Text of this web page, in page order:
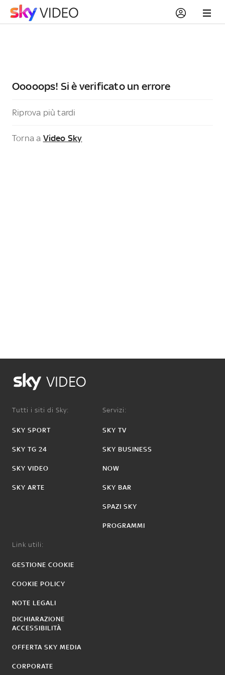
Ooooops! Si è verificato un errore
Riprova più tardi
Torna a Video Sky
VIDEO
Tutti i siti di Sky:
SKY SPORT
SKY TG 24
SKY VIDEO
SKY ARTE
Servizi:
SKY TV
SKY BUSINESS
NOW
SKY BAR
SPAZI SKY
PROGRAMMI
Link utili:
GESTIONE COOKIE
COOKIE POLICY
NOTE LEGALI
DICHIARAZIONE
ACCESSIBILITÀ
OFFERTA SKY MEDIA
CORPORATE